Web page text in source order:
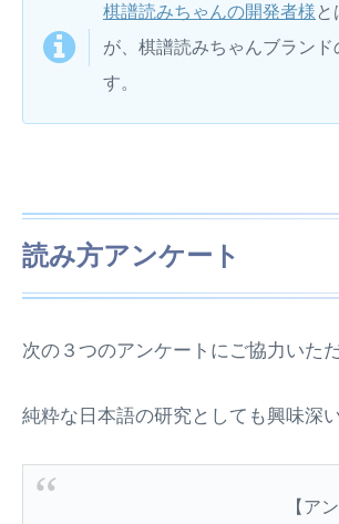
棋譜読みちゃんの開発者様
が、棋譜読みちゃんブラン
す。
読み方アンケート
次の３つのアンケートにご協力いた
純粋な日本語の研究としても興味深
【ア